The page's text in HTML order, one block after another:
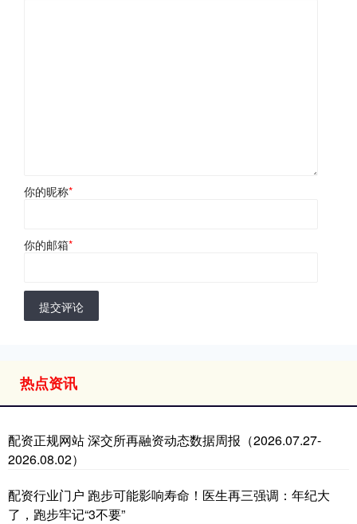
你的昵称*
你的邮箱*
提交评论
热点资讯
配资正规网站 深交所再融资动态数据周报（2026.07.27-
2026.08.02）
配资行业门户 跑步可能影响寿命！医生再三强调：年纪大
了，跑步牢记“3不要”